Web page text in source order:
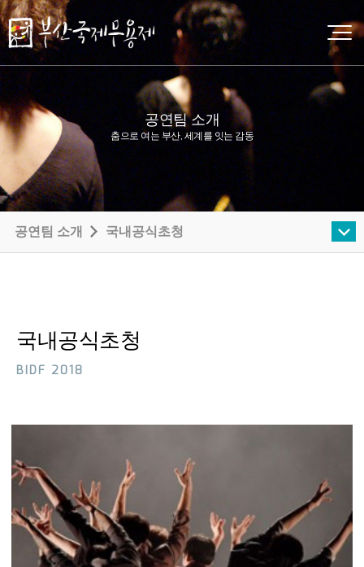
공연팀 소개
춤으로 여는 부산, 세계를 잇는 감동
공연팀 소개 국내공식초청
국내공식초청
BIDF 2018